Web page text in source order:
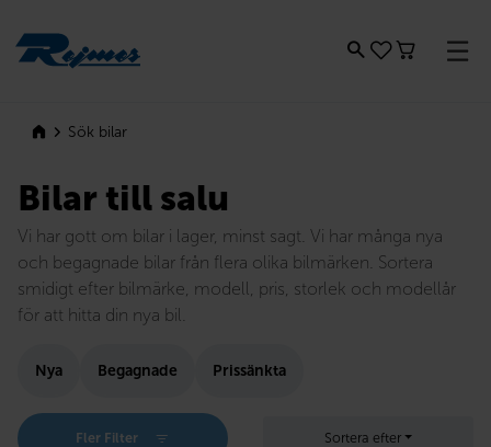
Sök bilar
Bilar till salu
Vi har gott om bilar i lager, minst sagt. Vi har många nya
och begagnade bilar från flera olika bilmärken. Sortera
smidigt efter bilmärke, modell, pris, storlek och modellår
för att hitta din nya bil.
Nya Begagnade Prissänkta
Fler Filter Sortera efter